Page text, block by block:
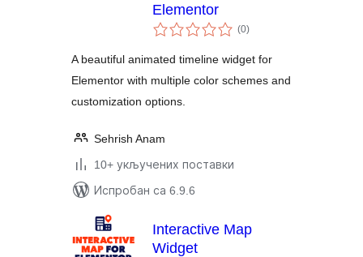
Elementor
(0укупних
оцена
)
A beautiful animated timeline widget for
Elementor with multiple color schemes and
customization options.
Sehrish Anam
10+ укључених поставки
Испробан са 6.9.6
Interactive Map
Widget